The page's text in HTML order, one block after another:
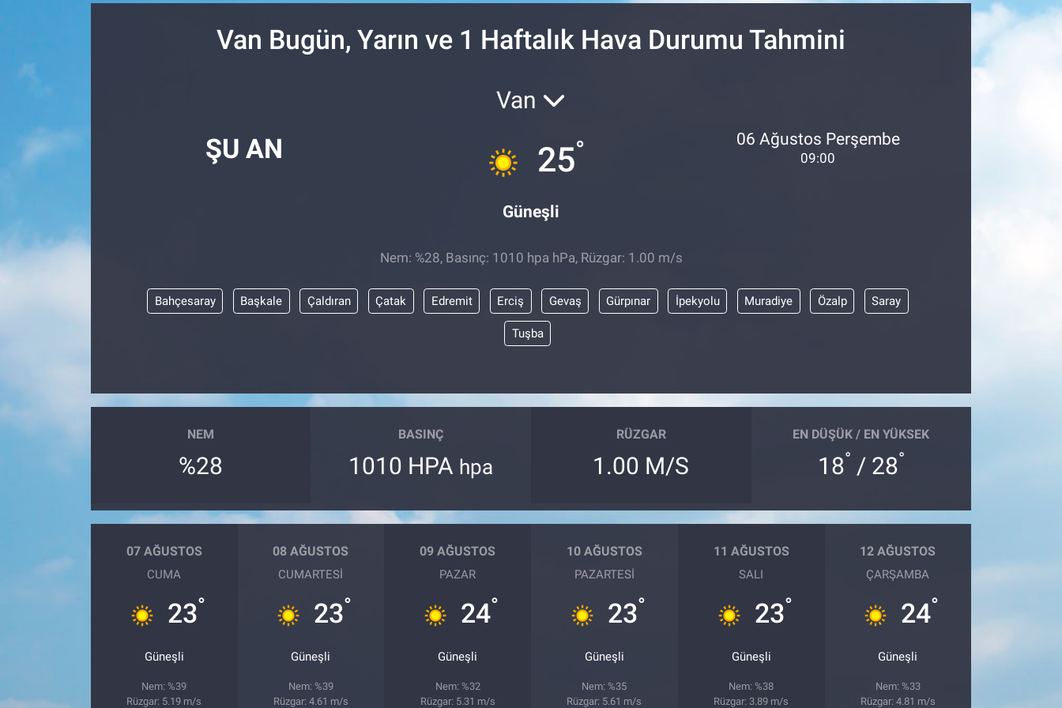
Van Bugün, Yarın ve 1 Haftalık Hava Durumu Tahmini
ŞU AN
Van
25°
Güneşli
06 Ağustos Perşembe
09:00
Nem: %28, Basınç: 1010 hpa hPa, Rüzgar: 1.00 m/s
Bahçesaray Başkale Çaldıran Çatak Edremit Erciş Gevaş Gürpınar İpekyolu Muradiye Özalp Saray
Tuşba
NEM
%28
BASINÇ
1010 HPA hpa
RÜZGAR
1.00 M/S
EN DÜŞÜK / EN YÜKSEK
18° / 28°
07 AĞUSTOS
CUMA
23°
Güneşli
Nem: %39
Rüzgar: 5.19 m/s
08 AĞUSTOS
CUMARTESI
23°
Güneşli
Nem: %39
Rüzgar: 4.61 m/s
09 AĞUSTOS
PAZAR
24°
Güneşli
Nem: %32
Rüzgar: 5.31 m/s
10 AĞUSTOS
PAZARTESI
23°
Güneşli
Nem: %35
Rüzgar: 5.61 m/s
11 AĞUSTOS
SALI
23°
Güneşli
Nem: %38
Rüzgar: 3.89 m/s
12 AĞUSTOS
ÇARŞAMBA
24°
Güneşli
Nem: %33
Rüzgar: 4.81 m/s